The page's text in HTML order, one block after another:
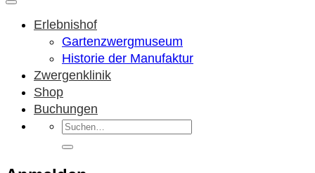
Erlebnishof
Gartenzwergmuseum
Historie der Manufaktur
Zwergenklinik
Shop
Buchungen
Suchen
nach: